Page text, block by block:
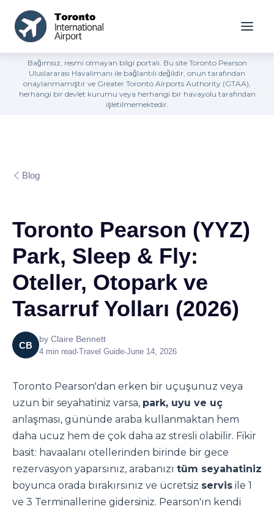
Bağımsız, resmi olmayan bilgi portalı. Bu site Toronto Pearson
Uluslararası Havalimanı ile bağlantılı değildir, onun tarafından
onaylanmamıştır ve Greater Toronto Airports Authority (GTAA),
herhangi bir devlet kurumu veya herhangi bir havayolu tarafından
işletilmemektedir.
Blog
Toronto Pearson (YYZ)
Park, Sleep & Fly:
Oteller, Otopark ve
Tasarruf Yolları (2026)
CB
by Claire Bennett
4 min read•Travel Guide•June 14, 2026
Toronto Pearson'dan erken bir uçuşunuz veya
uzun bir seyahatiniz varsa, park, uyu ve uç
anlaşması, gününde araba kullanmaktan hem
daha ucuz hem de çok daha az stresli olabilir. Fikir
basit: havaalanı otellerinden birinde bir gece
rezervasyon yaparsınız, arabanızı tüm seyahatiniz
boyunca orada bırakırsınız ve ücretsiz servis ile 1
ve 3 Terminallerine gidersiniz. Pearson'ın kendi